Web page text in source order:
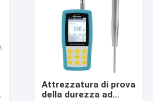
Attrezzatura di prova
della durezza ad